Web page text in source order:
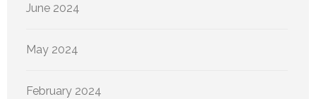
June 2024
May 2024
February 2024